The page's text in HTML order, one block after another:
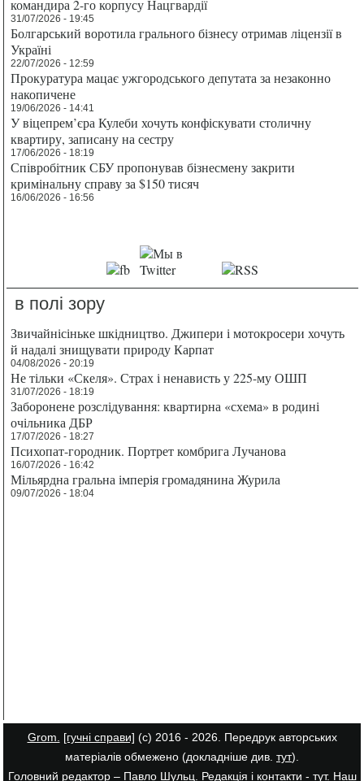
командира 2-го корпусу Нацгвардії
31/07/2026 - 19:45
Болгарський воротила грального бізнесу отримав ліцензії в
Україні
22/07/2026 - 12:59
Прокуратура мацає ужгородського депутата за незаконно
накопичене
19/06/2026 - 14:41
У віцепрем’єра Кулеби хочуть конфіскувати столичну
квартиру, записану на сестру
17/06/2026 - 18:19
Співробітник СБУ пропонував бізнесмену закрити
кримінальну справу за $150 тисяч
16/06/2026 - 16:56
в полі зору
Звичайнісіньке шкідництво. Джипери і мотокросери хочуть
й надалі знищувати природу Карпат
04/08/2026 - 20:19
Не тільки «Скеля». Страх і ненависть у 225-му ОШП
31/07/2026 - 18:19
Заборонене розслідування: квартирна «схема» в родині
очільника ДБР
17/07/2026 - 18:27
Психопат-городник. Портрет комбрига Лучанова
16/07/2026 - 16:42
Мільярдна гральна імперія громадянина Журила
09/07/2026 - 18:04
Grom. [гучні справи] (с) 2016 - 2026. Передрук авторських
матеріалів обмежено (докладніше див. тут).
Головний редактор – Павло Шульц. Редакція і контакти - тут. Наш